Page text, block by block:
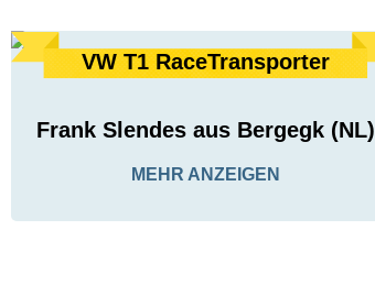
VW T1 RaceTransporter
Frank Slendes aus Bergegk (NL)
MEHR ANZEIGEN